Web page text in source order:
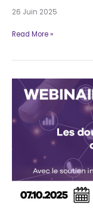
26 Juin 2025
Webinaire
Read More »